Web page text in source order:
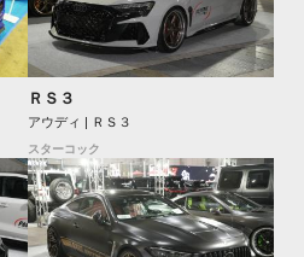
ＲＳ３
アウディ | ＲＳ３
スターコック